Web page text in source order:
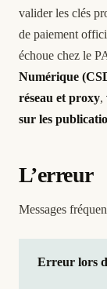
valider les clés
de paiement
échoue chez le
Numérique
réseau et proxy,
sur les
L’erreur
Messages
Erreur lors